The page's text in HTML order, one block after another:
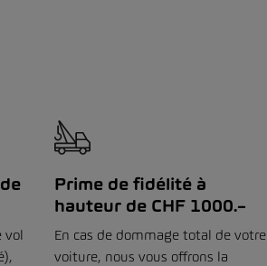
vol
Prime de fidélité à
hauteur de CHF 1000.–
En cas de dommage total de votre
voiture, nous vous offrons la